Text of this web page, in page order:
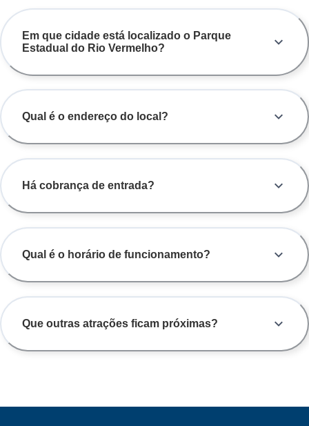
Em que cidade está localizado o Parque
Estadual do Rio Vermelho?
Qual é o endereço do local?
Há cobrança de entrada?
Qual é o horário de funcionamento?
Que outras atrações ficam próximas?